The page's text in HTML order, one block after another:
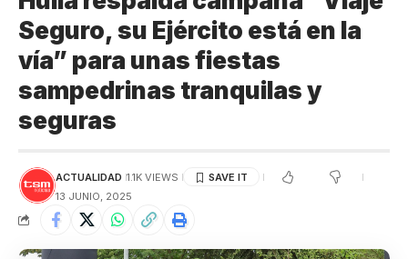
Seguro, su Ejército está en la
vía” para unas fiestas
sampedrinas tranquilas y
seguras
ACTUALIDAD 1.1K VIEWS
13 JUNIO, 2025